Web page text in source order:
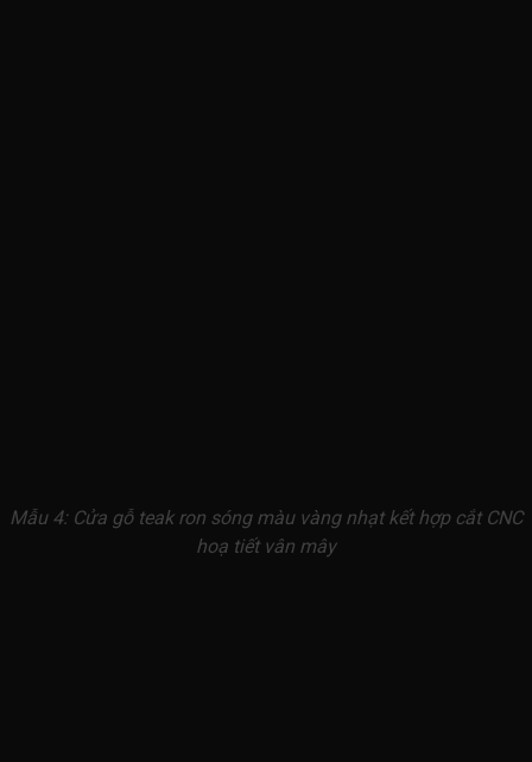
Mẫu 4: Cửa gỗ teak ron sóng màu vàng nhạt kết hợp cắt CNC
hoạ tiết vân mây